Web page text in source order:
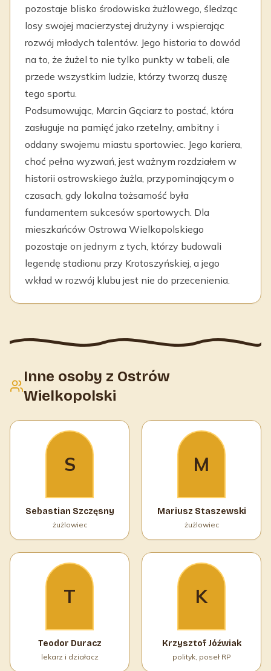
pozostaje blisko środowiska żużlowego, śledząc
losy swojej macierzystej drużyny i wspierając
rozwój młodych talentów. Jego historia to dowód
na to, że żużel to nie tylko punkty w tabeli, ale
przede wszystkim ludzie, którzy tworzą duszę
tego sportu.
Podsumowując, Marcin Gąciarz to postać, która
zasługuje na pamięć jako rzetelny, ambitny i
oddany swojemu miastu sportowiec. Jego kariera,
choć pełna wyzwań, jest ważnym rozdziałem w
historii ostrowskiego żużla, przypominającym o
czasach, gdy lokalna tożsamość była
fundamentem sukcesów sportowych. Dla
mieszkańców Ostrowa Wielkopolskiego
pozostaje on jednym z tych, którzy budowali
legendę stadionu przy Krotoszyńskiej, a jego
wkład w rozwój klubu jest nie do przecenienia.
Inne osoby z Ostrów
Wielkopolski
S
Sebastian Szczęsny
żużlowiec
M
Mariusz Staszewski
żużlowiec
T
Teodor Duracz
lekarz i działacz
K
Krzysztof Jóźwiak
polityk, poseł RP